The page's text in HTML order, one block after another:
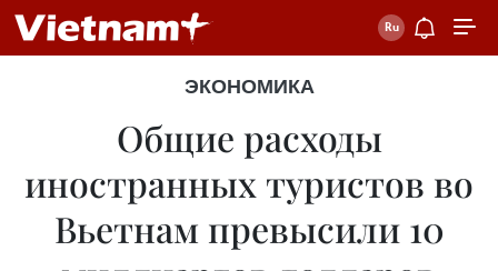
ЭКОНОМИКА
Общие расходы
иностранных туристов во
Вьетнам превысили 10